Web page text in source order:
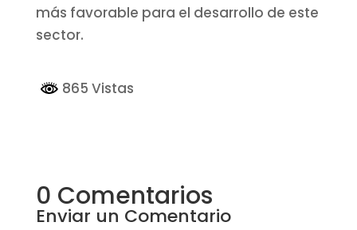
más favorable para el desarrollo de este
sector.
865 Vistas
0 Comentarios
Enviar un Comentario